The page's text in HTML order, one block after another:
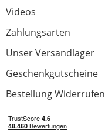
Videos
Zahlungsarten
Unser Versandlager
Geschenkgutscheine
Bestellung Widerrufen